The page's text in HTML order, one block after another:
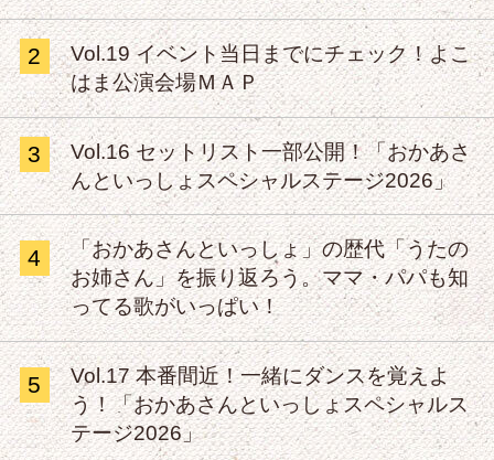
2
Vol.19 イベント当日までにチェック！よこ
はま公演会場ＭＡＰ
3
Vol.16 セットリスト一部公開！「おかあさ
んといっしょスペシャルステージ2026」
4
「おかあさんといっしょ」の歴代「うたの
お姉さん」を振り返ろう。ママ・パパも知
ってる歌がいっぱい！
5
Vol.17 本番間近！一緒にダンスを覚えよ
う！「おかあさんといっしょスペシャルス
テージ2026」